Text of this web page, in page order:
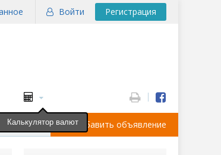
Войти Регистрация
Добавить объявление
Калькулятор валют